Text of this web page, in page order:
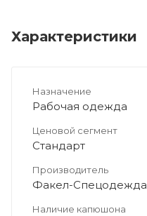
Характеристики
Назначение
Рабочая одежда
Ценовой сегмент
Стандарт
Производитель
Факел-Спецодежда
Наличие капюшона